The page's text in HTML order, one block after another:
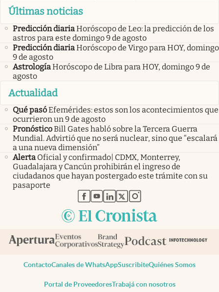
Últimas noticias
Predicción diariaHoróscopo de Leo: la predicción de los
astros para este domingo 9 de agosto
Predicción diariaHoróscopo de Virgo para HOY, domingo
9 de agosto
AstrologíaHoróscopo de Libra para HOY, domingo 9 de
agosto
Actualidad
Qué pasóEfemérides: estos son los acontecimientos que
ocurrieron un 9 de agosto
PronósticoBill Gates habló sobre la Tercera Guerra
Mundial. Advirtió que no será nuclear, sino que “escalará
a una nueva dimensión”
Alerta Oficial y confirmado| CDMX, Monterrey,
Guadalajara y Cancún prohibirán el ingreso de
ciudadanos que hayan postergado este trámite con su
pasaporte
abre en nueva pestaña
abre en nueva pestaña
abre en nueva pestaña
abre en nueva pestaña
abre en nueva pestaña
ContactoCanales de WhatsAppSuscribiteQuiénes Somos
Portal de ProveedoresTrabajá con nosotros